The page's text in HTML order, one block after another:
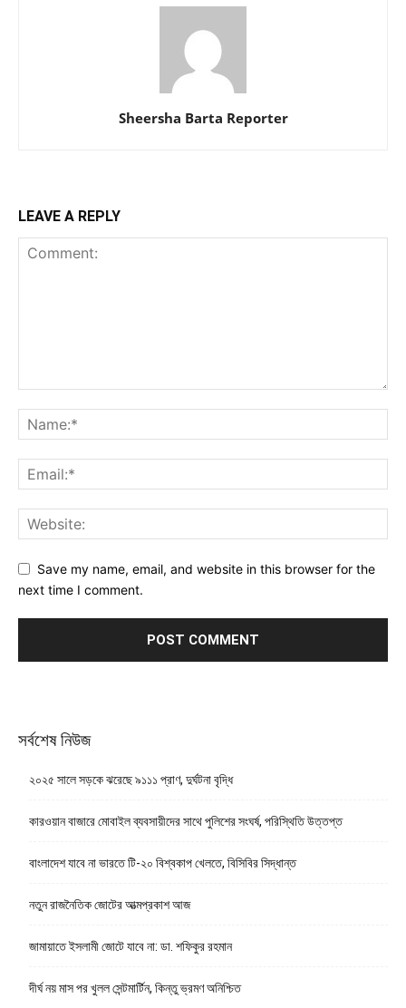
Sheersha Barta Reporter
LEAVE A REPLY
Save my name, email, and website in this browser for the
next time I comment.
সর্বশেষ নিউজ
২০২৫ সালে সড়কে ঝরেছে ৯১১১ প্রাণ, দুর্ঘটনা বৃদ্ধি
কারওয়ান বাজারে মোবাইল ব্যবসায়ীদের সাথে পুলিশের সংঘর্ষ, পরিস্থিতি উত্তপ্ত
বাংলাদেশ যাবে না ভারতে টি-২০ বিশ্বকাপ খেলতে, বিসিবির সিদ্ধান্ত
নতুন রাজনৈতিক জোটের আত্মপ্রকাশ আজ
জামায়াতে ইসলামী জোটে যাবে না: ডা. শফিকুর রহমান
দীর্ঘ নয় মাস পর খুলল সেন্টমার্টিন, কিন্তু ভ্রমণ অনিশ্চিত